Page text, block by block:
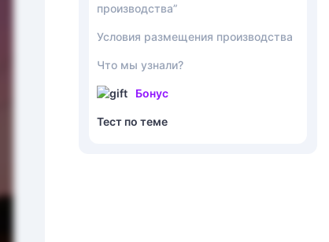
производства”
Условия размещения производства
Что мы узнали?
Бонус
Тест по теме